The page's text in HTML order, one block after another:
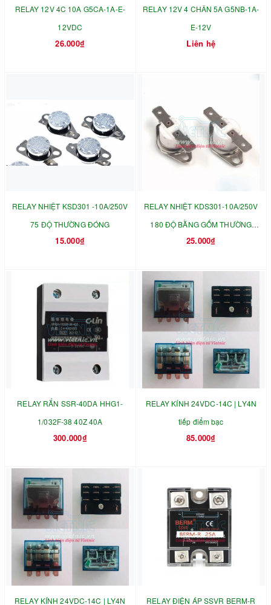
RELAY 12V 4C 10A G5CA-1A-E-
12VDC
26.000₫
RELAY 12V 4 CHÂN 5A G5NB-1A-
E-12V
Liên hệ
RELAY NHIỆT KSD301 -10A/250V
75 ĐỘ THƯỜNG ĐÓNG
15.000₫
RELAY NHIỆT KDS301-10A/250V
180 ĐỘ BẰNG GỐM THƯỜNG
ĐÓNG
25.000₫
RELAY RẮN SSR-40DA HHG1-
1/032F-38 40Z 40A
300.000₫
RELAY KÍNH 24VDC-14C | LY4N
tiếp điểm bạc
85.000₫
RELAY KÍNH 24VDC-14C | LY4N
RELAY ĐIỆN ÁP SSVR BERM-R